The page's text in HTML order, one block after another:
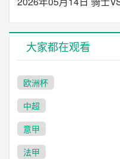
大家都在观看
欧洲杯
中超
意甲
法甲